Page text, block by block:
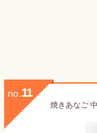
no. 11